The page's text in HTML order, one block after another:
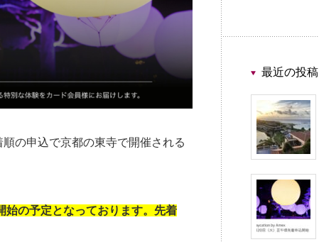
の申込で京都の東寺で開催される
始の予定となっております。先着
最近の投稿